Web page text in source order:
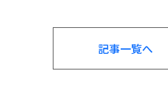
記事一覧へ